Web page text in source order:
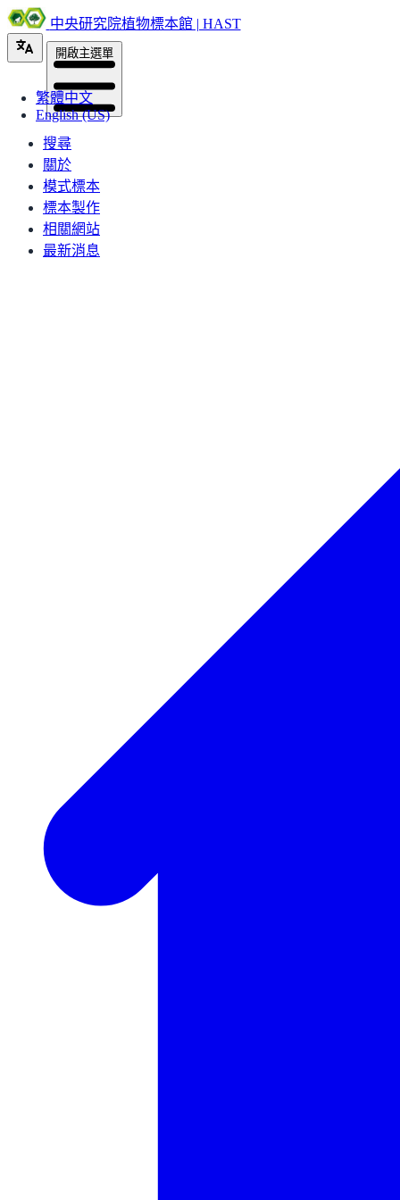
中央研究院植物標本館 | HAST
繁體中文
English (US)
開啟主選單
搜尋
關於
模式標本
標本製作
相關網站
最新消息